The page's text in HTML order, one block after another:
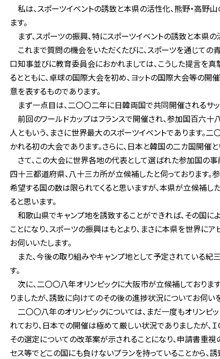
私は、スポーツイベントの誘致と本県の活性化、熊野・高
ます。
まず、スポーツの振興、特にスポーツイベントの誘致と本県
これまで質問の機会をいただくたびに、スポーツを通じての
口知事並びに教育委員会におかれましては、こうした提言を
るとともに、卓球の国際大会を初め、ヨットの国際大会等の開
意を表するものであります。
まず一点目は、二〇〇二年に日韓両国で共同開催されるサッ
前回のワールドカップはフランスで開催され、参加国百六
人ともいう、まさに世界最大のスポーツイベントであります。
かれる初の大会であります。さらに、日本と韓国の二カ国開催
さて、この大会に世界各地の代表として選ばれた参加国の
四十三都道府県、八十三カ所が立候補したと伺っております
希望する国の数は限られてくると思いますが、本県が立候補
ると思います。
和歌山県でキャンプ地を誘致することができれば、その国に
ことになり、スポーツの振興はもとより、まさに本県を世界に
お伺いいたします。
また、今後の取り組みやキャンプ地として予定されている
す。
次に、二〇〇八年オリンピックに大阪市が立候補しておりま
りましたが、誘致に向けてのその後の進捗状況についてお伺い
二〇〇八年のオリンピックについては、まだ一度もオリン
れており、日本での開催は極めて厳しい状況でありましたが、
その選定についての改革案が示されることになり、申請書重
セス等でどこの国にも負けないプランを持っていることから、